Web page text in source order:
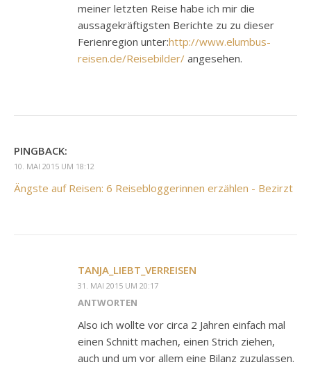
meiner letzten Reise habe ich mir die
aussagekräftigsten Berichte zu zu dieser
Ferienregion unter:http://www.elumbus-
reisen.de/Reisebilder/ angesehen.
PINGBACK:
10. MAI 2015 UM 18:12
Ängste auf Reisen: 6 Reisebloggerinnen erzählen - Bezirzt
TANJA_LIEBT_VERREISEN
31. MAI 2015 UM 20:17
ANTWORTEN
Also ich wollte vor circa 2 Jahren einfach mal
einen Schnitt machen, einen Strich ziehen,
auch und um vor allem eine Bilanz zuzulassen.